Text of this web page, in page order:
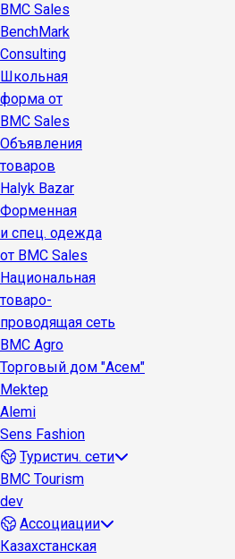
BMC Sales
BenchMark
Consulting
Школьная
форма от
BMC Sales
Объявления
товаров
Halyk Bazar
Форменная
и спец. одежда
от BMC Sales
Национальная
товаро-
проводящая сеть
BMC Agro
Торговый дом "Асем"
Mektep
Alemi
Sens Fashion
Туристич. сети
BMC Tourism
dev
Ассоциации
Казахстанская